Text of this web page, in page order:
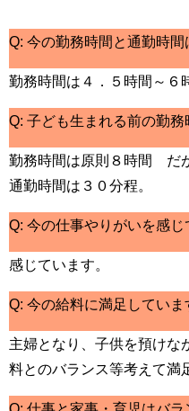
Q: 今の勤務時間と通勤時間
勤務時間は４．５時間～６
Q: 子ども生まれる前の勤務
勤務時間は原則８時間 だ
通勤時間は３０分程。
Q: 今の仕事やりがいを感じ
感じています。
Q: 今の給料に満足していま
主婦となり、子供を預けな
料とのバランス等考えて満